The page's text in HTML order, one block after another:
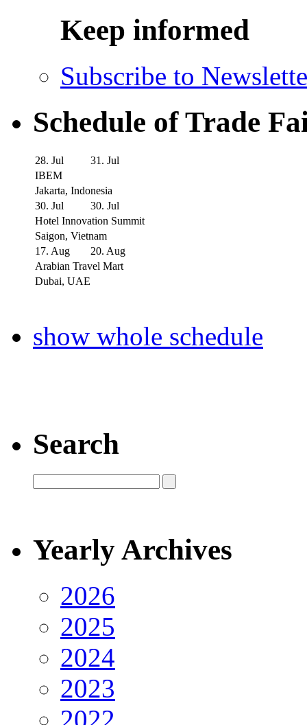
Keep informed
Subscribe to
Schedule of Trade
28. Jul
31. Jul
IBEM
Jakarta, Indonesia
30. Jul
30. Jul
Hotel Innovation Summit
Saigon, Vietnam
17. Aug
20. Aug
Arabian Travel Mart
Dubai, UAE
show whole schedule
Search
Yearly Archives
2026
2025
2024
2023